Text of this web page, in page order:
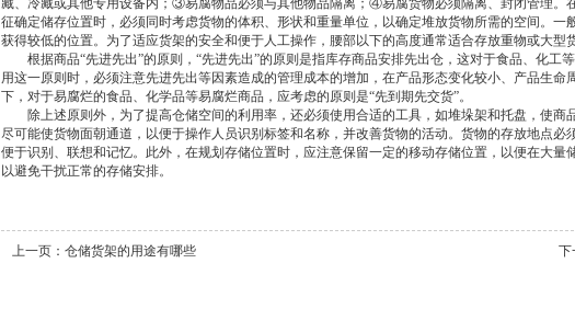
藏、冷藏或其他专用设备内；③易腐物品必须与其他物品隔离；④易腐货物必须隔离、封闭管理。
征确定储存位置时，必须同时考虑货物的体积、形状和重量单位，以确定堆放货物所需的空间。一
获得较低的位置。为了适应货架的安全和便于人工操作，腰部以下的高度通常适合存放重物或大型货
根据商品“先进先出”的原则，“先进先出”的原则是指库存商品安排先出仓，这对于食品、化工
用这一原则时，必须注意先进先出等因素造成的管理成本的增加，在产品形态变化较小、产品生命
下，对于易腐烂的食品、化学品等易腐烂商品，应考虑的原则是“先到期先交货”。
除上述原则外，为了提高仓储空间的利用率，还必须使用合适的工具，如堆垛架和托盘，使商
尽可能使货物面朝通道，以便于操作人员识别标签和名称，并改善货物的活动。货物的存放地点必
便于识别、联想和记忆。此外，在规划存储位置时，应注意保留一定的移动存储位置，以便在大量
以避免干扰正常的存储安排。
上一页： 仓储货架的用途有哪些 下